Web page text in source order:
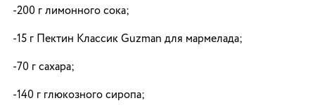
-200 г лимонного сока;
-15 г Пектин Классик Guzman для мармелада;
-70 г сахара;
-140 г глюкозного сиропа;